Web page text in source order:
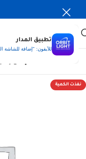
تطبيق المدار
للآيفون: "إضافة للشاشة
نفذت الكمية